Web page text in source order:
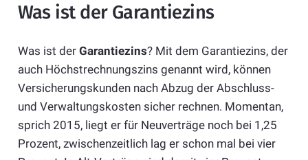
Was ist der Garantiezins
Was ist der Garantiezins? Mit dem Garantiezins, der
auch Höchstrechnungszins genannt wird, können
Versicherungskunden nach Abzug der Abschluss-
und Verwaltungskosten sicher rechnen. Momentan,
sprich 2015, liegt er für Neuverträge noch bei 1,25
Prozent, zwischenzeitlich lag er schon mal bei vier